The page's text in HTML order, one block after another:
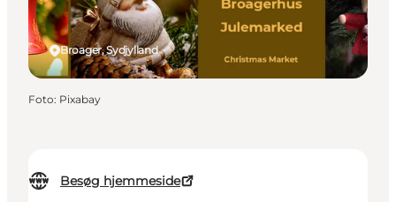
Besøg hjemmeside
Broager, Sydjylland
Foto: Pixabay